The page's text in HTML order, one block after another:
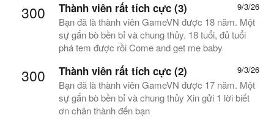
300 9/3/26
Thành viên rất tích cực (3)
Bạn đã là thành viên GameVN được 18 năm. Một
sự gắn bò bền bỉ và chung thủy. 18 tuổi, đủ tuổi
phá tem được rồi Come and get me baby
300 9/3/26
Thành viên rất tích cực (2)
Bạn đã là thành viên GameVN được 17 năm. Một
sự gắn bò bền bỉ và chung thủy Xin gửi 1 lời biết
ơn chân thành đến bạn